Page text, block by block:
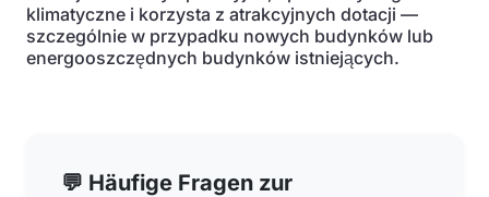
klimatyczne i korzysta z atrakcyjnych dotacji —
szczególnie w przypadku nowych budynków lub
energooszczędnych budynków istniejących.
💬 Häufige Fragen zur